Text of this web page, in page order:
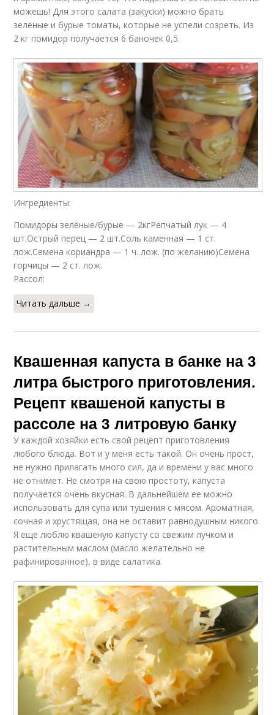
можешь! Для этого салата (закуски) можно брать
зелёные и бурые томаты, которые не успели созреть. Из
2 кг помидор получается 6 баночек 0,5.
Ингредиенты:
Помидоры зелёные/бурые — 2кгРепчатый лук — 4
шт.Острый перец — 2 шт.Соль каменная — 1 ст.
лож.Семена кориандра — 1 ч. лож. (по желанию)Семена
горчицы — 2 ст. лож.
Рассол:
Читать дальше →
Квашенная капуста в банке на 3
литра быстрого приготовления.
Рецепт квашеной капусты в
рассоле на 3 литровую банку
У каждой хозяйки есть свой рецепт приготовления
любого блюда. Вот и у меня есть такой. Он очень прост,
не нужно прилагать много сил, да и времени у вас много
не отнимет. Не смотря на свою простоту, капуста
получается очень вкусная. В дальнейшем ее можно
использовать для супа или тушения с мясом. Ароматная,
сочная и хрустящая, она не оставит равнодушным никого.
Я еще люблю квашеную капусту со свежим лучком и
растительным маслом (масло желательно не
рафинированное), в виде салатика.